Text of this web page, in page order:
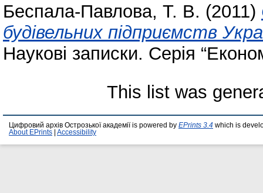
Беспала-Павлова, Т. В. (2011)
будівельних підприємств
Наукові записки. Серія
This list was
Цифровий архів Острозької академії is powered by EPrints 3.4 which is
About EPrints
Accessibility